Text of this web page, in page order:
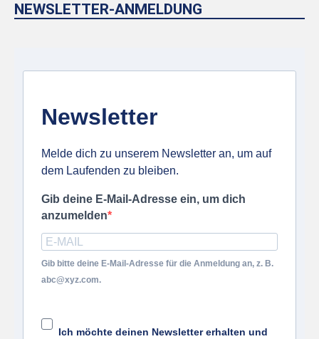
NEWSLETTER-ANMELDUNG
Newsletter
Melde dich zu unserem Newsletter an, um auf
dem Laufenden zu bleiben.
Gib deine E-Mail-Adresse ein, um dich
anzumelden
Gib bitte deine E-Mail-Adresse für die Anmeldung an, z. B.
abc@xyz.com.
Ich möchte deinen Newsletter erhalten und